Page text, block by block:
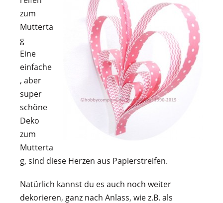
zum
Mutterta
g
Eine
einfache
, aber
super
schöne
Deko
zum
Mutterta
g, sind diese Herzen aus Papierstreifen.
Natürlich kannst du es auch noch weiter
dekorieren, ganz nach Anlass, wie z.B. als